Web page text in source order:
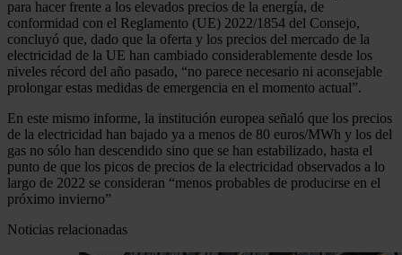
para hacer frente a los elevados precios de la energía, de
conformidad con el Reglamento (UE) 2022/1854 del Consejo,
concluyó que, dado que la oferta y los precios del mercado de la
electricidad de la UE han cambiado considerablemente desde los
niveles récord del año pasado, “no parece necesario ni aconsejable
prolongar estas medidas de emergencia en el momento actual”.
En este mismo informe, la institución europea señaló que los precios
de la electricidad han bajado ya a menos de 80 euros/MWh y los del
gas no sólo han descendido sino que se han estabilizado, hasta el
punto de que los picos de precios de la electricidad observados a lo
largo de 2022 se consideran “menos probables de producirse en el
próximo invierno”
Noticias relacionadas